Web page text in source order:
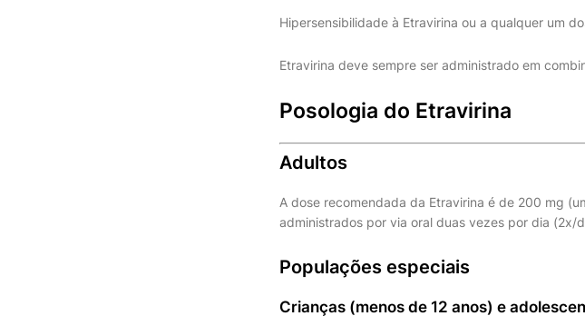
Hipersensibilidade à Etravirina ou a qualquer um
Etravirina deve sempre ser administrado em
Posologia do Etravirina
Adultos
A dose recomendada da Etravirina é de 200 mg
administrados por via oral duas vezes por dia (2x/
Populações especiais
Crianças (menos de 12 anos) e